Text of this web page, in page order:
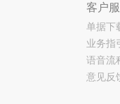
客户
单据下
业务指
语音流
意见反